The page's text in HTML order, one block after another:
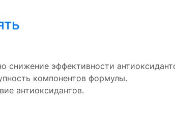
эффективности
компонентов формулы.
антиоксидантов.